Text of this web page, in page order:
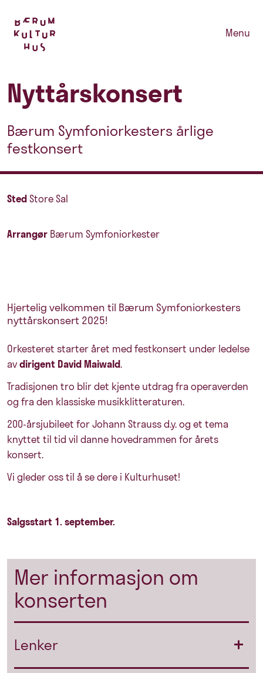
Menu
Nyttårskonsert
Bærum Symfoniorkesters årlige
festkonsert
StedStore Sal
Arrangør Bærum Symfoniorkester
Hjertelig velkommen til Bærum Symfoniorkesters
nyttårskonsert 2025!
Orkesteret starter året med festkonsert under ledelse
avdirigent David Maiwald.
Tradisjonen tro blir det kjente utdrag fra operaverden
og fra den klassiske musikklitteraturen.
200-årsjubileet for Johann Strauss d.y. og et tema
knyttet til tid vil danne hovedrammen for årets
konsert.
Vi gleder oss til å se dere i Kulturhuset!
Salgsstart 1. september.
Mer informasjon om
konserten
Lenker